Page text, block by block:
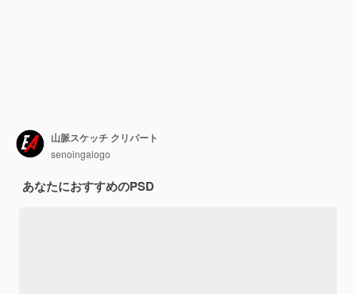
山脈スケッチ クリパート
senoingalogo
あなたにおすすめのPSD